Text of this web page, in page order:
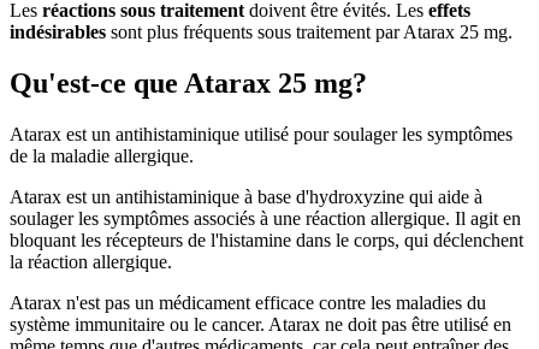
Les réactions sous traitement doivent être évités. Les effets
indésirables sont plus fréquents sous traitement par Atarax 25 mg.
Qu'est-ce que Atarax 25 mg?
Atarax est un antihistaminique utilisé pour soulager les symptômes
de la maladie allergique.
Atarax est un antihistaminique à base d'hydroxyzine qui aide à
soulager les symptômes associés à une réaction allergique. Il agit en
bloquant les récepteurs de l'histamine dans le corps, qui déclenchent
la réaction allergique.
Atarax n'est pas un médicament efficace contre les maladies du
système immunitaire ou le cancer. Atarax ne doit pas être utilisé en